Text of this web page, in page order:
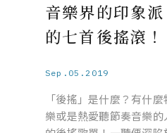
音樂界的印象
的七首後搖滾！
Sep.05.2019
「後搖」是什麼？有什
樂或是熱愛聽節奏音樂